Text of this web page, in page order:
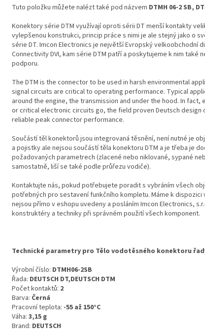
Tuto položku můžete nalézt také pod názvem DTMH 06-2 SB,
Konektory série DTM využívají oproti sérii DT menší kontakty
vylepšenou konstrukci, princip práce s nimi je ale stejný jako o
série DT. Imcon Electronics je největší Evropský velkoobchodní
Connectivity DVI, kam série DTM patří a poskytujeme k nim také
podporu.
The DTM is the connector to be used in harsh environmental
signal circuits are critical to operating performance. Typical
around the engine, the transmission and under the hood. In fact,
or critical electronic circuits go, the field proven Deutsch design
reliable peak connector performance.
Součástí těl konektorů jsou integrovaná těsnění, není nutné je
a pojistky ale nejsou součástí těla konektoru DTM a je třeba je
požadovaných parametrech (zlacené nebo niklované, sypané
samostatně, liší se také podle průřezu vodiče).
Kontaktujte nás, pokud potřebujete poradit s vybráním všech
potřebných pro sestavení funkčního kompletu. Máme k dispozici
nejsou přímo v eshopu uvedeny a posláním Imcon Electronics,
konstruktéry a techniky při správném použití všech komponent.
Technické parametry pro Tělo vodotěsného konektoru
Výrobní číslo: DTMH06-2SB
Řada: DEUTSCH DT,DEUTSCH DTM
Počet kontaktů: 2
Barva: Černá
Pracovní teplota: -55 až 150°C
Váha: 3,15 g
Brand: DEUTSCH